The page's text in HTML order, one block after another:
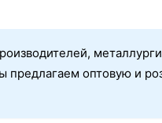
оптовую и